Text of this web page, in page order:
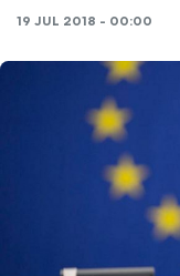
19 JUL 2018 - 00:00